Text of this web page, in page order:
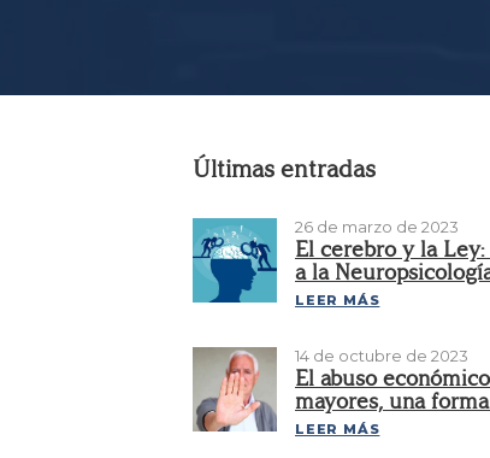
Últimas entradas
26 de marzo de 2023
El cerebro y la
a la
LEER MÁS
14 de octubre de 2023
El abuso
mayores, una
LEER MÁS